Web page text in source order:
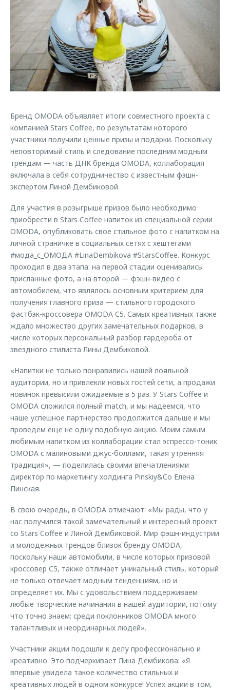
Страхование
Кредитный калькулятор
Аксессуары
Одежда и сувениры
Оригинальные аксессуары
Запчасти
Трейд-ин
Клиентская поддержка
O&J Автоклуб
Клуб владельцев OMODA
Приложение O&J
Аксессуары
Оригинальные аксессуары
Обратная связь
Бренд OMODA объявляет итоги совместного проекта с
компанией Stars Coffee, по результатам которого
участники получили ценные призы и подарки. Поскольку
неповторимый стиль и следование последним модным
трендам — часть ДНК бренда OMODA, коллаборация
включала в себя сотрудничество с известным фэшн-
экспертом Линой Дембиковой.
Для участия в розыгрыше призов было необходимо
приобрести в Stars Coffee напиток из специальной серии
OMODA, опубликовать свое стильное фото с напитком на
личной страничке в социальных сетях с хештегами
#мода_с_ОМОДА #LinaDembikova #StarsCoffee. Конкурс
проходил в два этапа: на первой стадии оценивались
присланные фото, а на второй — фэшн-видео с
автомобилем, что являлось основным критерием для
получения главного приза — стильного городского
фастбэк-кроссовера OMODA C5. Самых креативных также
ждало множество других замечательных подарков, в
числе которых персональный разбор гардероба от
звездного стилиста Лины Дембиковой.
«Напитки не только понравились нашей лояльной
аудитории, но и привлекли новых гостей сети, а продажи
новинок превысили ожидаемые в 5 раз. У Stars Coffee и
OMODA сложился полный match, и мы надеемся, что
наше успешное партнерство продолжится дальше и мы
проведем еще не одну подобную акцию. Моим самым
любимым напитком из коллаборации стал эспрессо-тоник
OMODA с малиновыми джус-боллами, такая утренняя
традиция», — поделилась своими впечатлениями
директор по маркетингу холдинга Pinskiy&Co Елена
Пинская.
В свою очередь, в OMODA отмечают: «Мы рады, что у
нас получился такой замечательный и интересный проект
со Stars Coffee и Линой Дембиковой. Мир фэшн-индустрии
и молодежных трендов близок бренду OMODA,
поскольку наши автомобили, в числе которых призовой
кроссовер C5, также отличает уникальный стиль, который
не только отвечает модным тенденциям, но и
определяет их. Мы с удовольствием поддерживаем
любые творческие начинания в нашей аудитории, потому
что точно знаем: среди поклонников OMODA много
талантливых и неординарных людей».
Участники акции подошли к делу профессионально и
креативно. Это подчеркивает Лина Дембикова: «Я
впервые увидела такое количество стильных и
креативных людей в одном конкурсе! Успех акции в том,